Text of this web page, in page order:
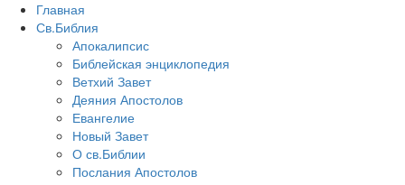
Главная
Св.Библия
Апокалипсис
Библейская энциклопедия
Ветхий Завет
Деяния Апостолов
Евангелие
Новый Завет
О св.Библии
Послания Апостолов